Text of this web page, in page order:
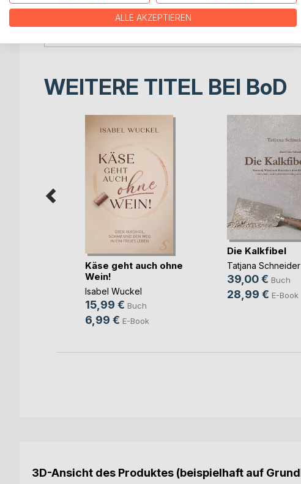
Ein Buch für alle, diepsychologische Erkenntnisse
wirksam machen möchten.
WEITERE TITEL BEI BoD
Käse geht auch ohne
Wein!
Isabel Wuckel
15,99 € Buch
6,99 € E-Book
Die Kalkfibel
Tatjana Schneider
39,00 € Buch
28,99 € E-Book
3D-Ansicht des Produktes (beispielhaft auf
ALLE AKZEPTIEREN